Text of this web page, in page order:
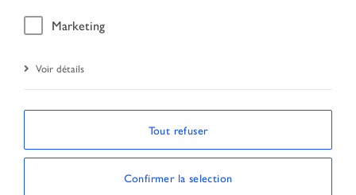
Page daccueil Recherche
MONTRANT 20 VÉHICULES
Afficher / Masquer les filtres
Marketing
Voir détails
Tout refuser
Confirmer la selection